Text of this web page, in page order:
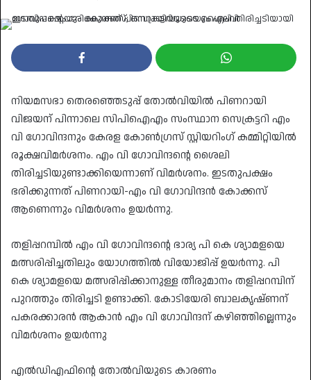
നിയമസഭാ തെരഞ്ഞെടുപ്പ് തോല്‍വിയില്‍ പിണറായി
വിജയന് പിന്നാലെ സിപിഐഎം സംസ്ഥാന സെക്രട്ടറി എം
വി ഗോവിന്ദനും കേരള കോണ്‍ഗ്രസ് സ്റ്റിയറിംഗ് കമ്മിറ്റിയില്‍
രൂക്ഷവിമര്‍ശനം. എം വി ഗോവിന്ദന്റെ ശൈലി
തിരിച്ചടിയുണ്ടാക്കിയെന്നാണ് വിമര്‍ശനം. ഇടതുപക്ഷം
ഭരിക്കുന്നത് പിണറായി-എം വി ഗോവിന്ദന്‍ കോക്കസ്
ആണെന്നും വിമര്‍ശനം ഉയര്‍ന്നു.
തളിപ്പറമ്പില്‍ എം വി ഗോവിന്ദന്റെ ഭാര്യ പി കെ ശ്യാമളയെ
മത്സരിപ്പിച്ചതിലും യോഗത്തില്‍ വിയോജിപ്പ് ഉയര്‍ന്നു. പി
കെ ശ്യാമളയെ മത്സരിപ്പിക്കാനുള്ള തീരുമാനം തളിപ്പറമ്പിന്
പുറത്തും തിരിച്ചടി ഉണ്ടാക്കി. കോടിയേരി ബാലകൃഷ്ണന്
പകരക്കാരന്‍ ആകാന്‍ എം വി ഗോവിന്ദന് കഴിഞ്ഞില്ലെന്നും
വിമര്‍ശനം ഉയര്‍ന്നു
എല്‍ഡിഎഫിന്റെ തോല്‍വിയുടെ കാരണം